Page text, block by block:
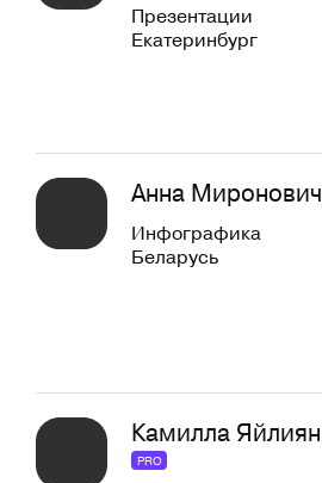
Презентации
Екатеринбург
Анна Миронович
Инфографика
Беларусь
Камилла Яйлиян
PRO